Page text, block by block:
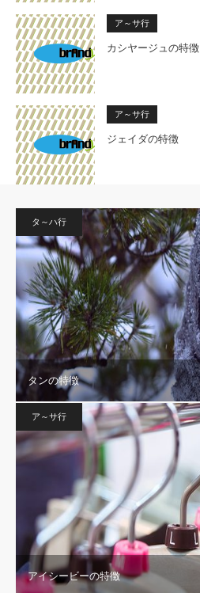
ア～サ行
カシヤージュの特徴
ア～サ行
ジェイダの特徴
タ～ハ行
タンの特徴
ア～サ行
アイシービーの特徴